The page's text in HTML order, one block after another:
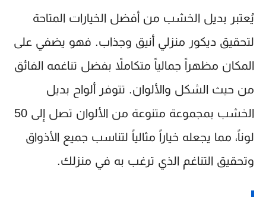
يُعتبر بديل الخشب من أفضل الخيارات المتاحة
لتحقيق ديكور منزلي أنيق وجذاب. فهو يضفي على
المكان مظهراً جمالياً متكاملاً بفضل تناغمه الفائق
من حيث الشكل والألوان. تتوفر ألواح بديل
الخشب بمجموعة متنوعة من الألوان تصل إلى 50
لوناً، مما يجعله خياراً مثالياً لتناسب جميع الأذواق
وتحقيق التناغم الذي ترغب به في منزلك.